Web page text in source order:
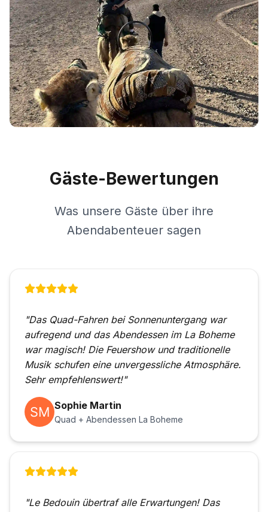
Gäste-Bewertungen
Was unsere Gäste über ihre
Abendabenteuer sagen
"Das Quad-Fahren bei Sonnenuntergang war
aufregend und das Abendessen im La Boheme
war magisch! Die Feuershow und traditionelle
Musik schufen eine unvergessliche Atmosphäre.
Sehr empfehlenswert!"
Sophie Martin
Quad + Abendessen La Boheme
"Le Bedouin übertraf alle Erwartungen! Das